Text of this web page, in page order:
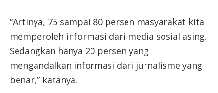
“Artinya, 75 sampai 80 persen masyarakat kita
memperoleh informasi dari media sosial asing.
Sedangkan hanya 20 persen yang
mengandalkan informasi dari jurnalisme yang
benar,” katanya.